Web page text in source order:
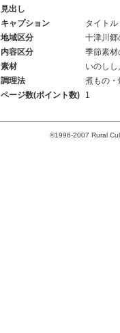
見出し
キャプション
タイト
地域区分
十津川郷
内容区分
季節素材
素材
いのし
調理法
煮もの・
ページ数(ポイント数)
1
©1996-2007 Rural